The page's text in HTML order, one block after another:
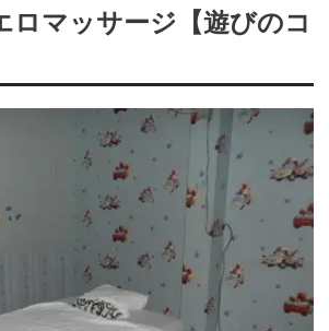
ロマッサージ【遊びのコ